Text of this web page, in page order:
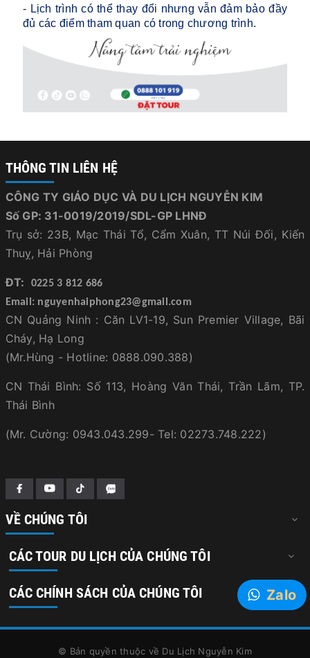
Zalo
- Lịch trình có thể thay đổi nhưng vẫn đảm bảo đầy
đủ các điểm tham quan có trong chương trình.
THÔNG TIN LIÊN HỆ
CÔNG TY GIÁO DỤC VÀ DU LỊCH NGUYỄN KIM
Số GP: 31-0019/2019/SDL-GP LHNĐ
Trụ sở: 23B, Mạc Thái Tổ, Cẩm Xuân, TT Núi Đối, Kiến
Thuỵ, Hải Phòng
ĐT:
0225 3 812 686
Email: nguyenhaiphong23@gmail.com
CN Quảng Ninh : Căn LV1-19, Sun Premier Village, Bãi
Cháy, Hạ Long
(Mr.Hùng - Hotline: 0888.090.388)
CN Thái Bình: Số 113, Hoàng Văn Thái, Trần Lãm, TP.
Thái Bình
(Mr. Cường: 0943.043.299- Tel: 02273.748.222)
VỀ CHÚNG TÔI
CÁC TOUR DU LỊCH CỦA CHÚNG TÔI
CÁC CHÍNH SÁCH CỦA CHÚNG TÔI
© Bản quyền thuộc về Du Lịch Nguyễn Kim